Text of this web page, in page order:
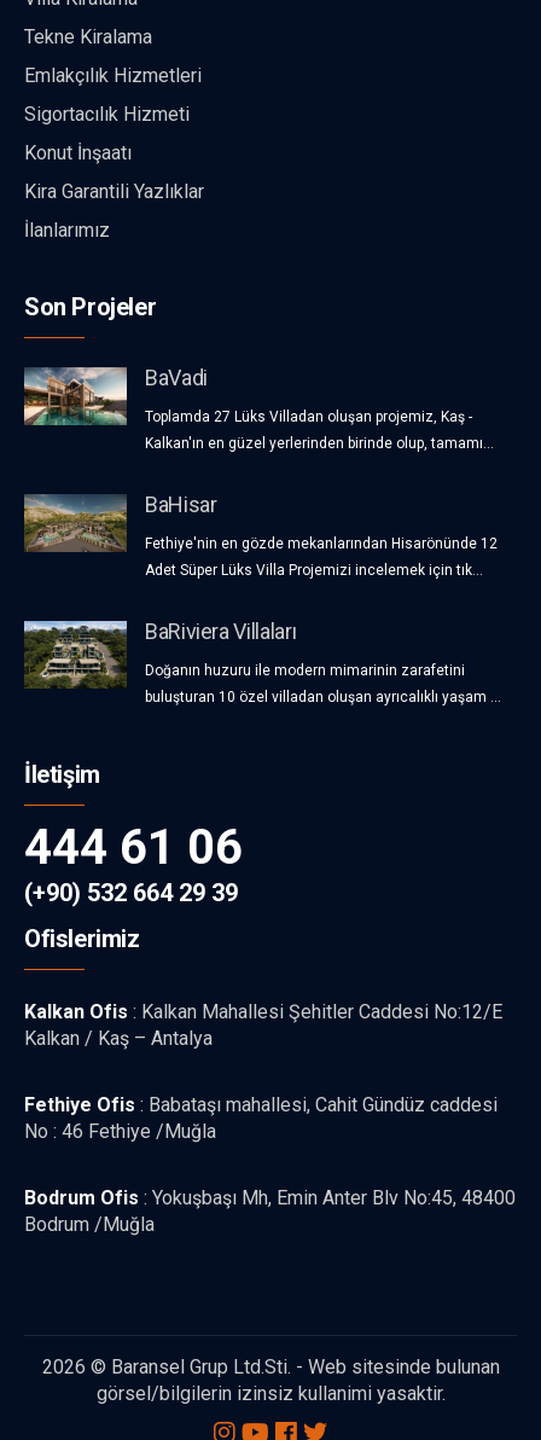
Tekne Kiralama
Emlakçılık Hizmetleri
Sigortacılık Hizmeti
Konut İnşaatı
Kira Garantili Yazlıklar
İlanlarımız
Son Projeler
BaVadi
Toplamda 27 Lüks Villadan oluşan projemiz, Kaş -
Kalkan'ın en güzel yerlerinden birinde olup, tamamı...
BaHisar
Fethiye'nin en gözde mekanlarından Hisarönünde 12
Adet Süper Lüks Villa Projemizi incelemek için tık...
BaRiviera Villaları
Doğanın huzuru ile modern mimarinin zarafetini
buluşturan 10 özel villadan oluşan ayrıcalıklı yaşam ...
İletişim
444 61 06
(+90) 532 664 29 39
Ofislerimiz
Kalkan Ofis : Kalkan Mahallesi Şehitler Caddesi No:12/E
Kalkan / Kaş – Antalya
Fethiye Ofis : Babataşı mahallesi, Cahit Gündüz caddesi
No : 46 Fethiye /Muğla
Bodrum Ofis : Yokuşbaşı Mh, Emin Anter Blv No:45, 48400
Bodrum /Muğla
2026 © Baransel Grup Ltd.Sti. - Web sitesinde bulunan
görsel/bilgilerin izinsiz kullanimi yasaktir.